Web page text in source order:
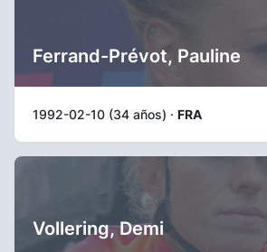
Ferrand-Prévot, Pauline
1992-02-10 (34 años) · FRA
Vollering, Demi